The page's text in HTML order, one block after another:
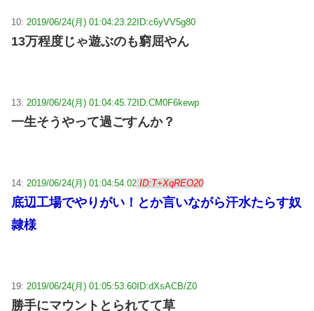
10: 2019/06/24(月) 01:04:23.22 ID:c6yVV5g80
13万程度じゃ遊ぶのも窮屈やん
13: 2019/06/24(月) 01:04:45.72 ID:CM0F6kewp
一生そうやって過ごすんか？
14: 2019/06/24(月) 01:04:54.02 ID:T+XqREO20
底辺工場でやりがい！とか言いながら汗水たらす奴
隷様
19: 2019/06/24(月) 01:05:53.60 ID:dXsACB/Z0
勝手にマウントとられてて草